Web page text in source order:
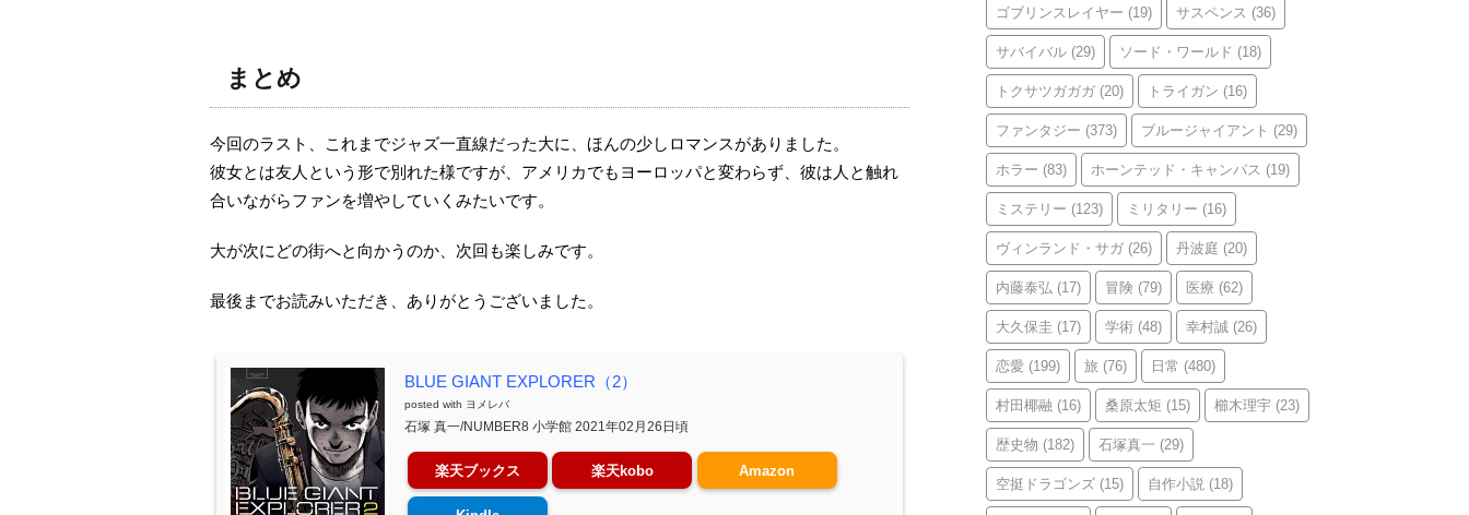
まとめ
今回のラスト、これまでジャズ一直線だった大に、ほんの少しロマンスがありました。
彼女とは友人という形で別れた様ですが、アメリカでもヨーロッパと変わらず、彼は人と触れ
合いながらファンを増やしていくみたいです。
大が次にどの街へと向かうのか、次回も楽しみです。
最後までお読みいただき、ありがとうございました。
BLUE GIANT EXPLORER（2）
posted with ヨメレバ
石塚 真一/NUMBER8 小学館 2021年02月26日頃
楽天ブックス 楽天kobo Amazon
ゴブリンスレイヤー (19) サスペンス (36)
サバイバル (29) ソード・ワールド (18)
トクサツガガガ (20) トライガン (16)
ファンタジー (373) ブルージャイアント (29)
ホラー (83) ホーンテッド・キャンパス (19)
ミステリー (123) ミリタリー (16)
ヴィンランド・サガ (26) 丹波庭 (20)
内藤泰弘 (17) 冒険 (79) 医療 (62)
大久保圭 (17) 学術 (48) 幸村誠 (26)
恋愛 (199) 旅 (76) 日常 (480)
村田椰融 (16) 桑原太矩 (15) 櫛木理宇 (23)
歴史物 (182) 石塚真一 (29)
空挺ドラゴンズ (15) 自作小説 (18)